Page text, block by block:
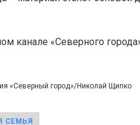
канале «Северного
«Северный город»/Николай Щипко
СЕМЬЯ